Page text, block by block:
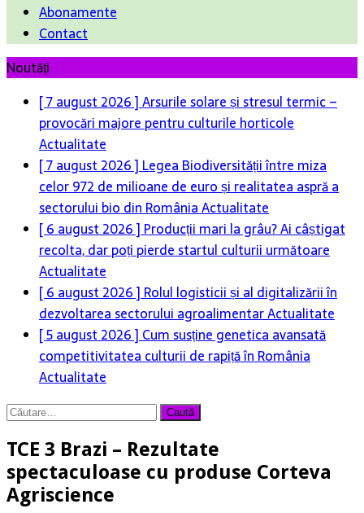
Abonamente
Contact
Noutăți
[ 7 august 2026 ]Arsurile solare și stresul termic –
provocări majore pentru culturile horticole
Actualitate
[ 7 august 2026 ] Legea Biodiversității între miza
celor 972 de milioane de euro și realitatea aspră a
sectorului bio din RomâniaActualitate
[ 6 august 2026 ] Producții mari la grâu? Ai câștigat
recolta, dar poți pierde startul culturii următoare
Actualitate
[ 6 august 2026 ] Rolul logisticii și al digitalizării în
dezvoltarea sectorului agroalimentarActualitate
[ 5 august 2026 ] Cum susține genetica avansată
competitivitatea culturii de rapiță în România
Actualitate
Caută
TCE 3 Brazi – Rezultate
spectaculoase cu produse Corteva
Agriscience